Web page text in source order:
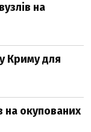
на
Криму для
на окупованих